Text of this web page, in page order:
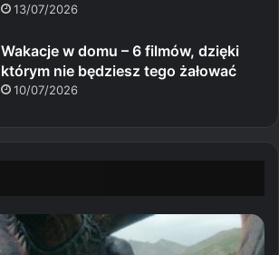
13/07/2026
Wakacje w domu – 6 filmów, dzięki
którym nie będziesz tego żałować
10/07/2026